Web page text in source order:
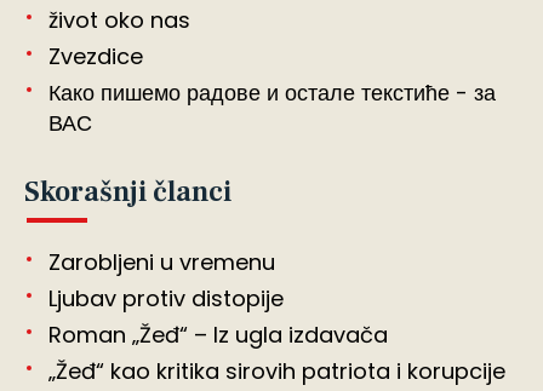
život oko nas
Zvezdice
Како пишемо радове и остале текстиће - за
ВАС
Skorašnji članci
Zarobljeni u vremenu
Ljubav protiv distopije
Roman „Žeđ“ – Iz ugla izdavača
„Žeđ“ kao kritika sirovih patriota i korupcije